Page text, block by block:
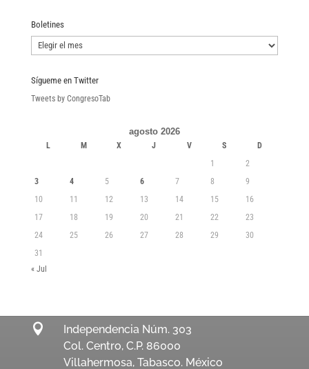
Boletines
Boletines
Sígueme en Twitter
Tweets by CongresoTab
agosto 2026
L M X J V S
D
1
2
3
4 5 6 7 8
9
10
11 12 13 14 15
16
17
18 19 20 21 22
23
24
25 26 27 28 29
30
31
« Jul

Independencia Núm. 303
Col. Centro, C.P. 86000
Villahermosa, Tabasco. México